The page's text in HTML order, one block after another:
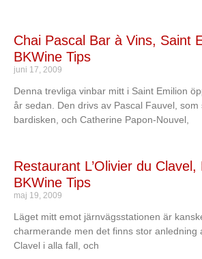
Chai Pascal Bar à Vins, Saint
BKWine Tips
juni 17, 2009
Denna trevliga vinbar mitt i Saint Emilion
år sedan. Den drivs av Pascal Fauvel, som
bardisken, och Catherine Papon-Nouvel,
Restaurant L’Olivier du Clavel,
BKWine Tips
maj 19, 2009
Läget mitt emot järnvägsstationen är
charmerande men det finns stor anledning
Clavel i alla fall, och